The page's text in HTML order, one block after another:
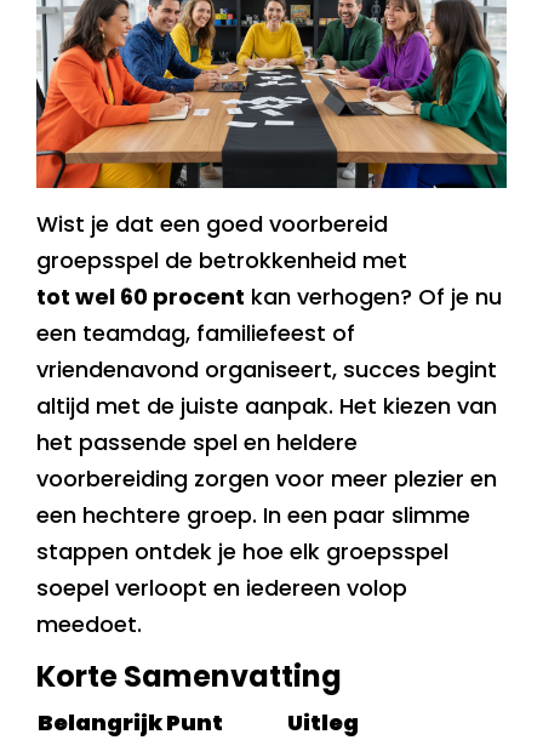
Wist je dat een goed voorbereid
groepsspel de betrokkenheid met
tot wel 60 procent kan verhogen? Of je nu
een teamdag, familiefeest of
vriendenavond organiseert, succes begint
altijd met de juiste aanpak. Het kiezen van
het passende spel en heldere
voorbereiding zorgen voor meer plezier en
een hechtere groep. In een paar slimme
stappen ontdek je hoe elk groepsspel
soepel verloopt en iedereen volop
meedoet.
Korte Samenvatting
Belangrijk Punt Uitleg